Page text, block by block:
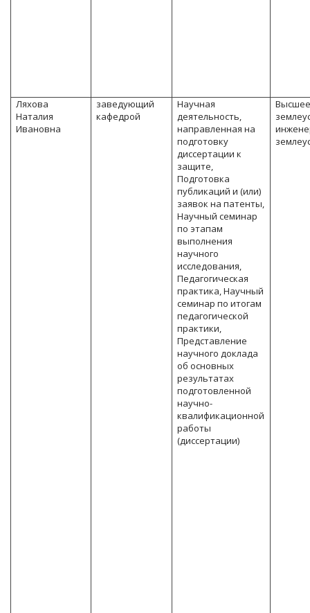
Ляхова
Наталия
Ивановна
заведующий
кафедрой
Научная
деятельность,
направленная на
подготовку
диссертации к
защите,
Подготовка
публикаций и (или)
заявок на патенты,
Научный семинар
по этапам
выполнения
научного
исследования,
Педагогическая
практика, Научный
семинар по итогам
педагогической
практики,
Представление
научного доклада
об основных
результатах
подготовленной
научно-
квалификационной
работы
(диссертации)